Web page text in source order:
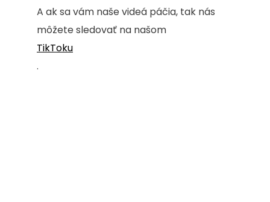
A ak sa vám naše videá páčia, tak nás
môžete sledovať na našom
TikToku
.